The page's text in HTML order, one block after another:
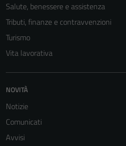
Salute, benessere e assistenza
Tributi, finanze e contravvenzioni
Turismo
Vita lavorativa
NOVITÀ
Notizie
Comunicati
Avvisi